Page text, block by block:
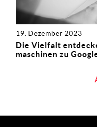
19. Dezember 2023
Die Vielfalt
maschinen zu